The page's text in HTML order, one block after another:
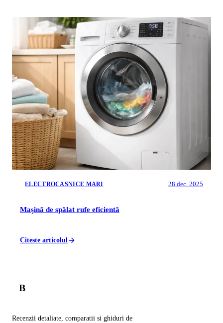
ELECTROCASNICE MARI 28 dec. 2025
Mașină de spălat rufe eficientă
Citeste articolul
B
Recenzii detaliate, comparatii si ghiduri de